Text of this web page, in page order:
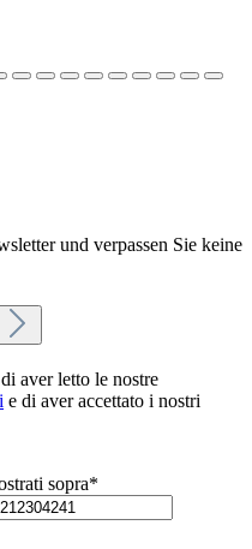
und verpassen Sie keine
aver letto le nostre
e di aver accettato i nostri
sopra*